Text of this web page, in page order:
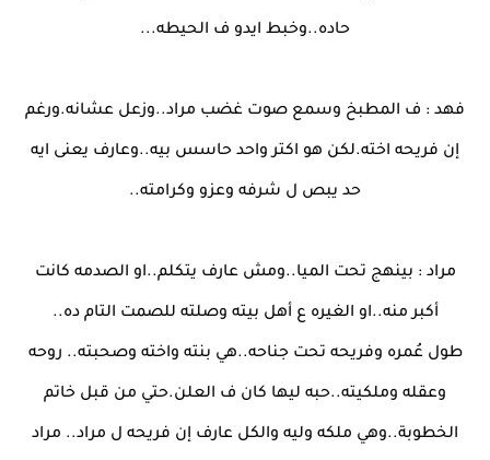
حاده..وخبط ايدو ف الحيطه...
فهد : ف المطبخ وسمع صوت غضب مراد..وزعل عشانه.ورغم
إن فريحه اخته.لكن هو اكتر واحد حاسس بيه..وعارف يعنى ايه
حد يبص ل شرفه وعزو وكرامته..
مراد : بينهج تحت الميا..ومش عارف يتكلم..او الصدمه كانت
أكبر منه..او الغيره ع أهل بيته وصلته للصمت التام ده..
طول عُمره وفريحه تحت جناحه..هي بنته واخته وصحبته.. روحه
وعقله وملكيته..حبه ليها كان ف العلن.حتي من قبل خاتم
الخطوبة..وهي ملكه وليه والكل عارف إن فريحه ل مراد.. مراد